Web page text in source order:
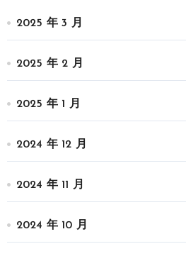
2025 年 3 月
2025 年 2 月
2025 年 1 月
2024 年 12 月
2024 年 11 月
2024 年 10 月